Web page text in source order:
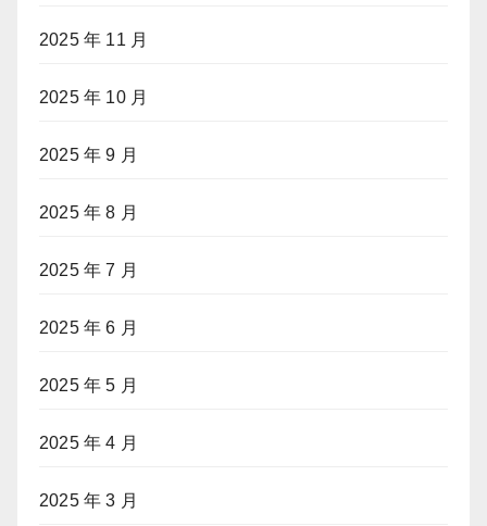
2025 年 11 月
2025 年 10 月
2025 年 9 月
2025 年 8 月
2025 年 7 月
2025 年 6 月
2025 年 5 月
2025 年 4 月
2025 年 3 月